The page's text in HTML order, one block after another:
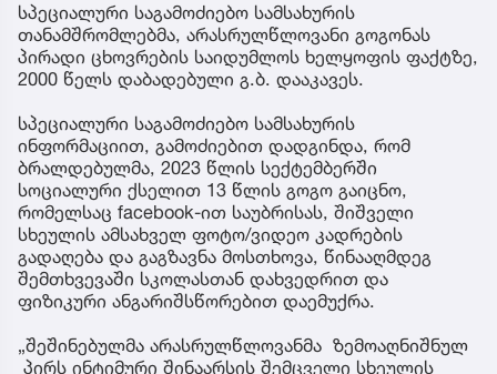
სპეციალური საგამოძიებო სამსახურის
თანამშრომლებმა, არასრულწლოვანი გოგონას
პირადი ცხოვრების საიდუმლოს ხელყოფის ფაქტზე,
2000 წელს დაბადებული გ.ბ. დააკავეს.
სპეციალური საგამოძიებო სამსახურის
ინფორმაციით, გამოძიებით დადგინდა, რომ
ბრალდებულმა, 2023 წლის სექტემბერში
სოციალური ქსელით 13 წლის გოგო გაიცნო,
რომელსაც facebook-ით საუბრისას, შიშველი
სხეულის ამსახველ ფოტო/ვიდეო კადრების
გადაღება და გაგზავნა მოსთხოვა, წინააღმდეგ
შემთხვევაში სკოლასთან დახვედრით და
ფიზიკური ანგარიშსწორებით დაემუქრა.
„შეშინებულმა არასრულწლოვანმა ზემოაღნიშნულ
პირს ინტიმური შინაარსის შემცველი სხეულის